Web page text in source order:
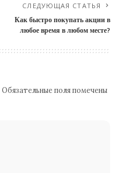
СЛЕДУЮЩАЯ СТАТЬЯ
Как быстро покупать акции в
любое время в любом месте?
Обязательные поля помечены